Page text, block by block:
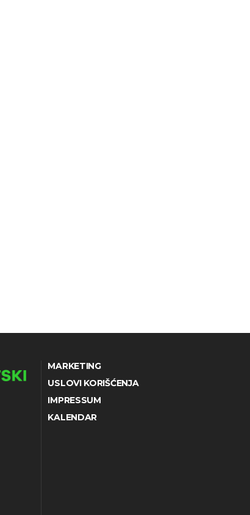
MARKETING
USLOVI KORIŠĆENJA
IMPRESSUM
KALENDAR